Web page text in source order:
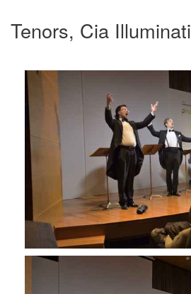
Tenors, Cia Illuminati